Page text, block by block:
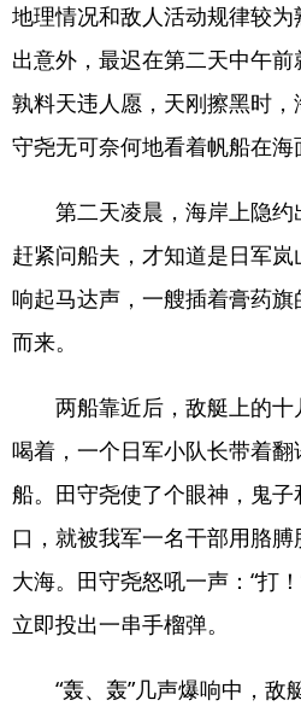
地理情况和敌人活动规律较
出意外，最迟在第二天中午前
孰料天违人愿，天刚擦黑时
守尧无可奈何地看着帆船在海
第二天凌晨，海岸上隐
赶紧问船夫，才知道是日军
响起马达声，一艘插着膏药
而来。
两船靠近后，敌艇上的
喝着，一个日军小队长带着
船。田守尧使了个眼神，鬼
口，就被我军一名干部用胳
大海。田守尧怒吼一声：“打
立即投出一串手榴弹。
“轰、轰”几声爆响中，